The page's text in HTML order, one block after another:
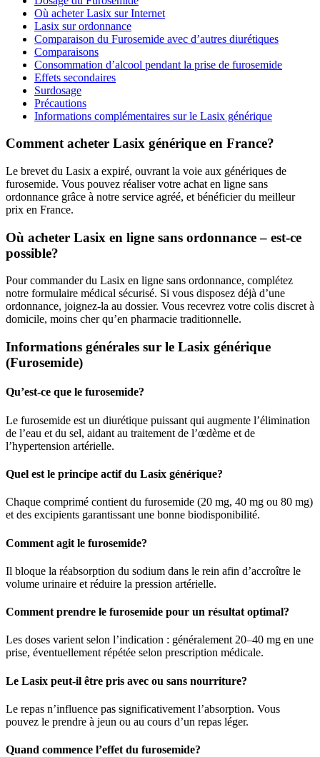
Où acheter Lasix sur Internet
Lasix sur ordonnance
Comparaison du Furosemide avec d’autres diurétiques
Comparaisons
Consommation d’alcool pendant la prise de furosemide
Effets secondaires
Surdosage
Précautions
Informations complémentaires sur le Lasix générique
Comment acheter Lasix générique en France?
Le brevet du Lasix a expiré, ouvrant la voie aux génériques de
furosemide. Vous pouvez réaliser votre achat en ligne sans
ordonnance grâce à notre service agréé, et bénéficier du meilleur
prix en France.
Où acheter Lasix en ligne sans ordonnance – est-ce
possible?
Pour commander du Lasix en ligne sans ordonnance, complétez
notre formulaire médical sécurisé. Si vous disposez déjà d’une
ordonnance, joignez-la au dossier. Vous recevrez votre colis discret à
domicile, moins cher qu’en pharmacie traditionnelle.
Informations générales sur le Lasix générique
(Furosemide)
Qu’est-ce que le furosemide?
Le furosemide est un diurétique puissant qui augmente l’élimination
de l’eau et du sel, aidant au traitement de l’œdème et de
l’hypertension artérielle.
Quel est le principe actif du Lasix générique?
Chaque comprimé contient du furosemide (20 mg, 40 mg ou 80 mg)
et des excipients garantissant une bonne biodisponibilité.
Comment agit le furosemide?
Il bloque la réabsorption du sodium dans le rein afin d’accroître le
volume urinaire et réduire la pression artérielle.
Comment prendre le furosemide pour un résultat optimal?
Les doses varient selon l’indication : généralement 20–40 mg en une
prise, éventuellement répétée selon prescription médicale.
Le Lasix peut-il être pris avec ou sans nourriture?
Le repas n’influence pas significativement l’absorption. Vous
pouvez le prendre à jeun ou au cours d’un repas léger.
Quand commence l’effet du furosemide?